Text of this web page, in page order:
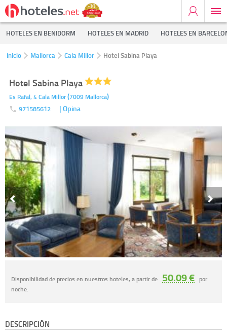
HOTELES EN BENIDORM HOTELES EN MADRID HOTELES EN
Inicio Mallorca Cala Millor Hotel Sabina Playa
Hotel Sabina Playa
Es Rafal, 4Cala Millor(7009 Mallorca)
971585612 | Opina
Disponibilidad de precios en nuestros hoteles, a partir de 50.09 € por
noche.
DESCRIPCIÓN